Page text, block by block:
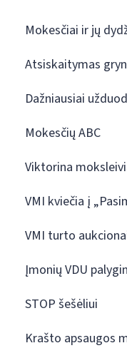
Mokesčiai ir jų
Atsiskaitymas
Dažniausiai
Mokesčių ABC
Viktorina
VMI kviečia į
VMI turto
Įmonių VDU
STOP šešėliui
Krašto apsaugos